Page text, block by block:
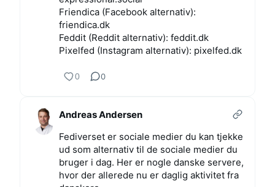
Friendica (Facebook alternativ):
friendica.dk
Feddit (Reddit alternativ): feddit.dk
Pixelfed (Instagram alternativ): pixelfed.dk
0 0
Andreas Andersen
Fediverset er sociale medier du kan tjekke
ud som alternativ til de sociale medier du
bruger i dag. Her er nogle danske servere,
hvor der allerede nu er daglig aktivitet fra